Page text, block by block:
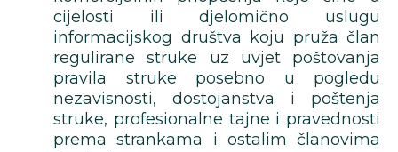
cijelosti ili djelomično uslugu
informacijskog društva koju pruža član
regulirane struke uz uvjet poštovanja
pravila struke posebno u pogledu
nezavisnosti, dostojanstva i poštenja
struke, profesionalne tajne i pravednosti
prema strankama i ostalim članovima